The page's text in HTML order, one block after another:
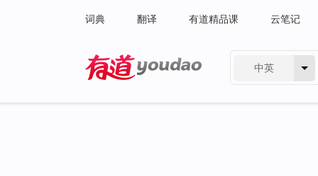
词典 翻译 有道精品课 云笔记
中英